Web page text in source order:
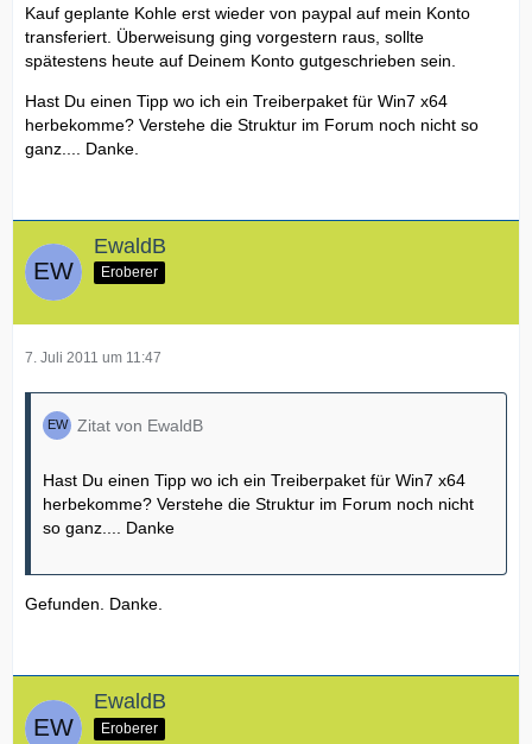
Kauf geplante Kohle erst wieder von paypal auf mein Konto
transferiert. Überweisung ging vorgestern raus, sollte
spätestens heute auf Deinem Konto gutgeschrieben sein.
Hast Du einen Tipp wo ich ein Treiberpaket für Win7 x64
herbekomme? Verstehe die Struktur im Forum noch nicht so
ganz.... Danke.
EwaldB
Eroberer
7. Juli 2011 um 11:47
Zitat von EwaldB
Hast Du einen Tipp wo ich ein Treiberpaket für Win7 x64
herbekomme? Verstehe die Struktur im Forum noch nicht
so ganz.... Danke
Gefunden. Danke.
EwaldB
Eroberer